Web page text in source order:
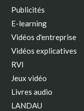
Publicités
E-learning
Vidéos d'entreprise
Vidéos explicatives
RVI
Jeux vidéo
Livres audio
LANDAU